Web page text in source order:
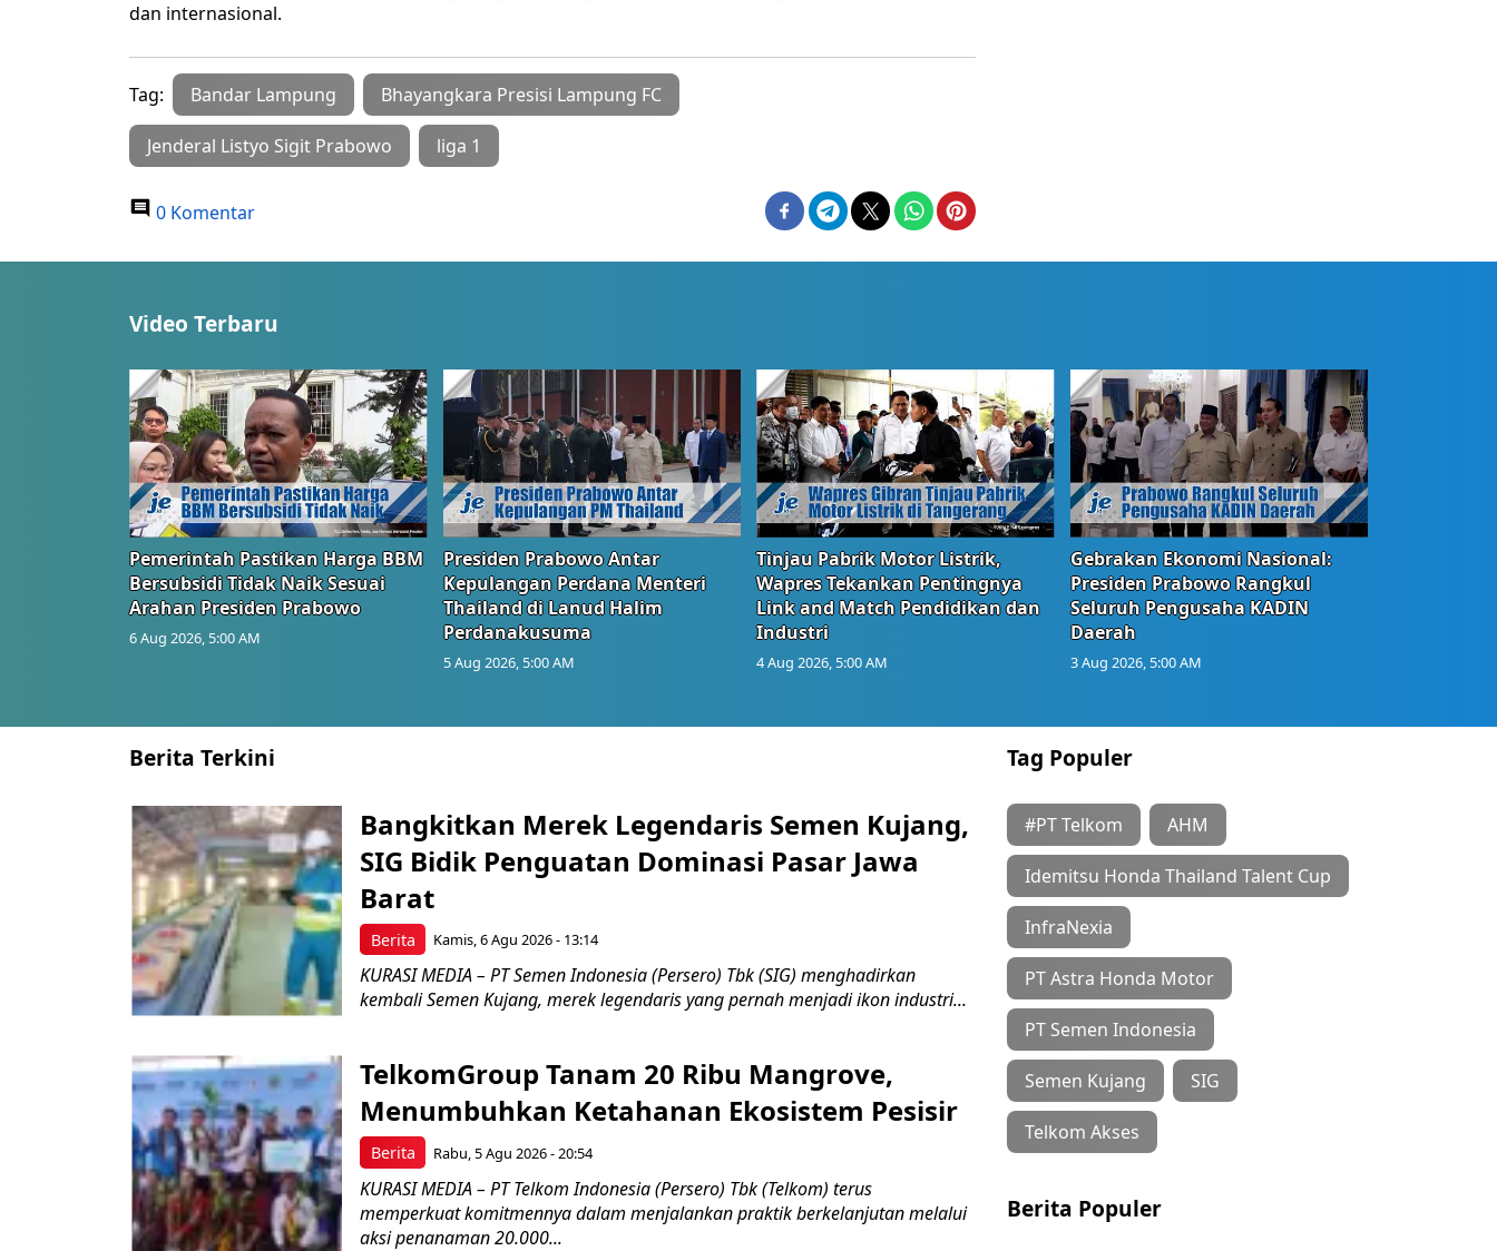
dan internasional.
Tag: Bandar Lampung Bhayangkara Presisi Lampung FC
Jenderal Listyo Sigit Prabowo liga 1
0 Komentar
Video Terbaru
Pemerintah Pastikan Harga BBM
Bersubsidi Tidak Naik Sesuai
Arahan Presiden Prabowo
6 Aug 2026, 5:00 AM
Presiden Prabowo Antar
Kepulangan Perdana Menteri
Thailand di Lanud Halim
Perdanakusuma
5 Aug 2026, 5:00 AM
Tinjau Pabrik Motor Listrik,
Wapres Tekankan Pentingnya
Link and Match Pendidikan dan
Industri
4 Aug 2026, 5:00 AM
Gebrakan Ekonomi Nasional:
Presiden Prabowo Rangkul
Seluruh Pengusaha KADIN
Daerah
3 Aug 2026, 5:00 AM
Berita Terkini
Berita
Bangkitkan Merek Legendaris Semen Kujang,
SIG Bidik Penguatan Dominasi Pasar Jawa
Barat
Kamis, 6 Agu 2026 - 13:14
KURASI MEDIA – PT Semen Indonesia (Persero) Tbk (SIG) menghadirkan
kembali Semen Kujang, merek legendaris yang pernah menjadi ikon industri...
Berita
TelkomGroup Tanam 20 Ribu Mangrove,
Menumbuhkan Ketahanan Ekosistem Pesisir
Rabu, 5 Agu 2026 - 20:54
KURASI MEDIA – PT Telkom Indonesia (Persero) Tbk (Telkom) terus
memperkuat komitmennya dalam menjalankan praktik berkelanjutan melalui
aksi penanaman 20.000...
Tag Populer
#PT Telkom AHM
Idemitsu Honda Thailand Talent Cup
InfraNexia
PT Astra Honda Motor
PT Semen Indonesia
Semen Kujang SIG
Telkom Akses
Berita Populer